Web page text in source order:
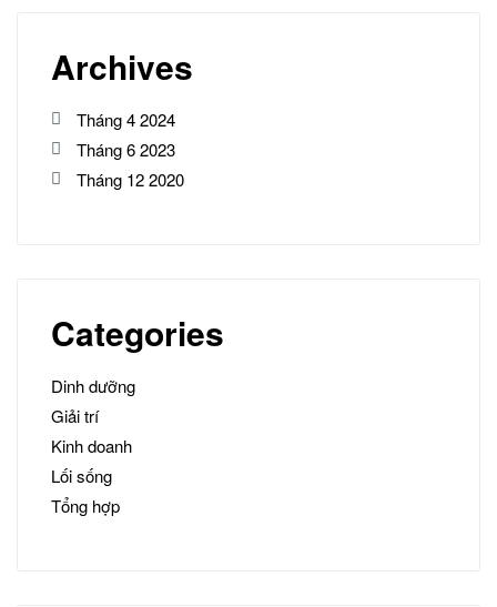
Archives
Tháng 4 2024
Tháng 6 2023
Tháng 12 2020
Categories
Dinh dưỡng
Giải trí
Kinh doanh
Lối sống
Tổng hợp